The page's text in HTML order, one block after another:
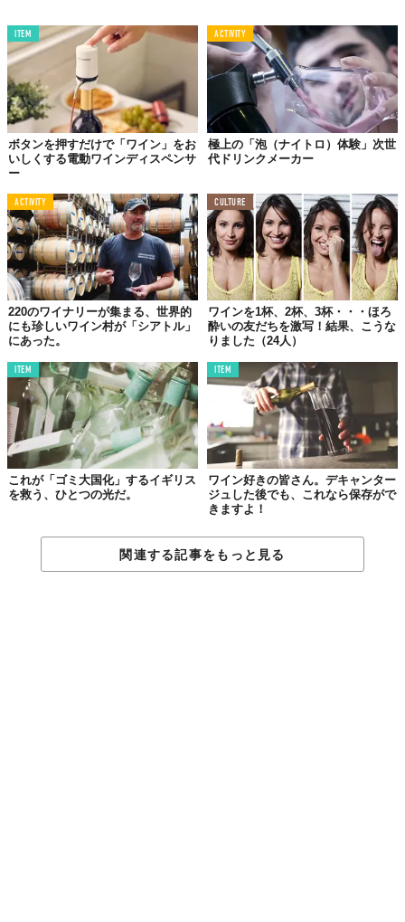
ITEM
ボタンを押すだけで「ワイン」をお
いしくする電動ワインディスペンサ
ー
ACTIVITY
極上の「泡（ナイトロ）体験」次世
代ドリンクメーカー
ACTIVITY
220のワイナリーが集まる、世界的
にも珍しいワイン村が「シアトル」
にあった。
CULTURE
ワインを1杯、2杯、3杯・・・ほろ
酔いの友だちを激写！結果、こうな
りました（24人）
ITEM
これが「ゴミ大国化」するイギリス
を救う、ひとつの光だ。
ITEM
ワイン好きの皆さん。デキャンター
ジュした後でも、これなら保存がで
きますよ！
関連する記事をもっと見る